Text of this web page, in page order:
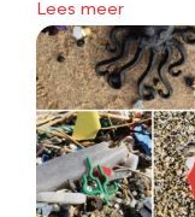
Lees meer